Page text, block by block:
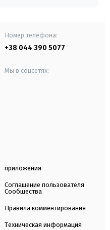
Номер телефона:
+38 044 390 5077
Мы в соцсетях:
приложения
Соглашение пользователя
Сообщества
Правила комментирования
Техническая информация